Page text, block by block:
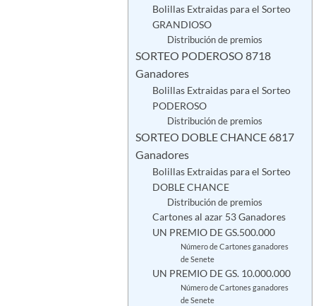
Bolillas Extraidas para el Sorteo
GRANDIOSO
Distribución de premios
SORTEO PODEROSO 8718
Ganadores
Bolillas Extraidas para el Sorteo
PODEROSO
Distribución de premios
SORTEO DOBLE CHANCE 6817
Ganadores
Bolillas Extraidas para el Sorteo
DOBLE CHANCE
Distribución de premios
Cartones al azar 53 Ganadores
UN PREMIO DE GS.500.000
Número de Cartones ganadores
de Senete
UN PREMIO DE GS. 10.000.000
Número de Cartones ganadores
de Senete